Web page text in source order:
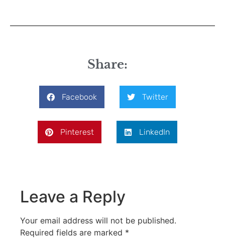
Share:
Facebook Twitter
Pinterest LinkedIn
Leave a Reply
Your email address will not be published.
Required fields are marked *